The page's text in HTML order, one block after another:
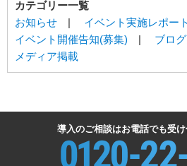
カテゴリー一覧
お知らせ | イベント実施レポート
イベント開催告知(募集) | ブロ
メディア掲載
導入のご相談はお電話でも受け